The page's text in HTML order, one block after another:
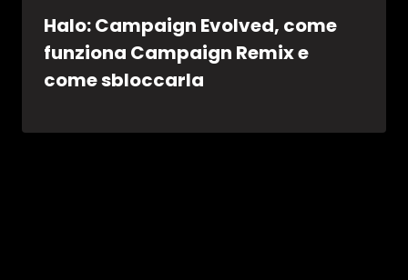
Halo: Campaign Evolved, come
funziona Campaign Remix e
come sbloccarla